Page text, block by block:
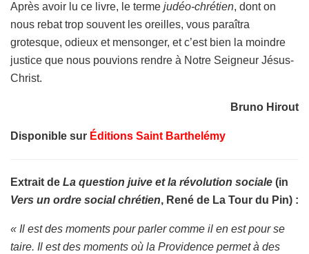
Après avoir lu ce livre, le terme judéo-chrétien, dont on
nous rebat trop souvent les oreilles, vous paraîtra
grotesque, odieux et mensonger, et c’est bien la moindre
justice que nous pouvions rendre à Notre Seigneur Jésus-
Christ.
Bruno Hirout
Disponible sur Éditions Saint Barthelémy
Extrait de La question juive et la révolution sociale (in
Vers un ordre social chrétien, René de La Tour du Pin) :
« Il est des moments pour parler comme il en est pour se
taire. Il est des moments où la Providence permet à des